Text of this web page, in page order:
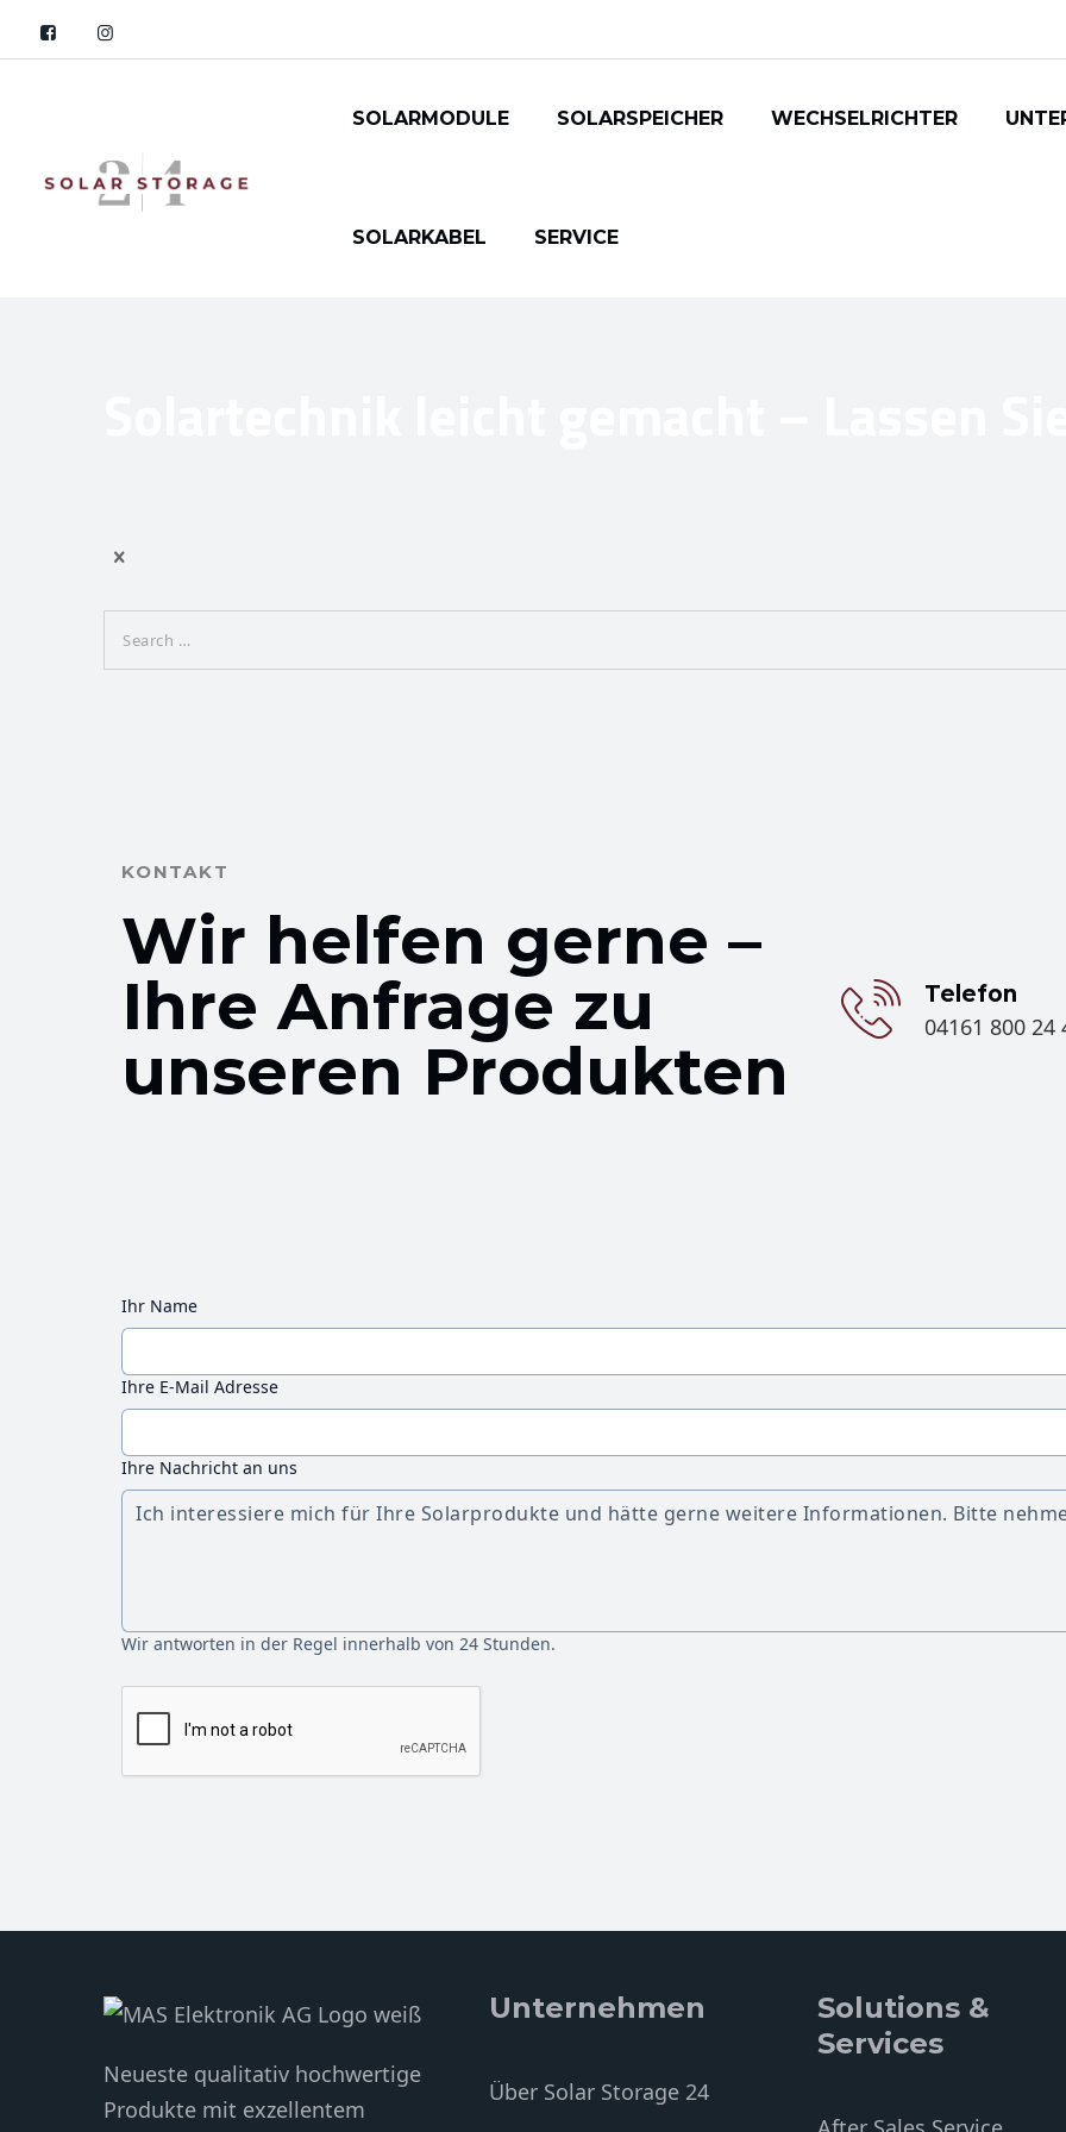
SOLARMODULE SOLARSPEICHER WECHSELRICHTER
SOLARKABEL SERVICE
KONTAKT
Wir helfen gerne –
Ihre Anfrage zu
unseren Produkten
Telefon
04161 800 24
Ihr Name
Ihre E-Mail Adresse
Ihre Nachricht an uns
Wir antworten in der Regel innerhalb von 24 Stunden.
Neueste qualitativ hochwertige
Produkte mit exzellentem
Unternehmen
Über Solar Storage 24
Solutions &
Services